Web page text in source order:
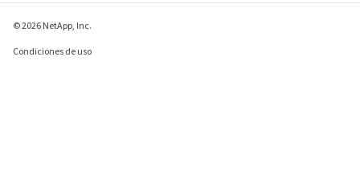
© 2026 NetApp, Inc.
Condiciones de uso